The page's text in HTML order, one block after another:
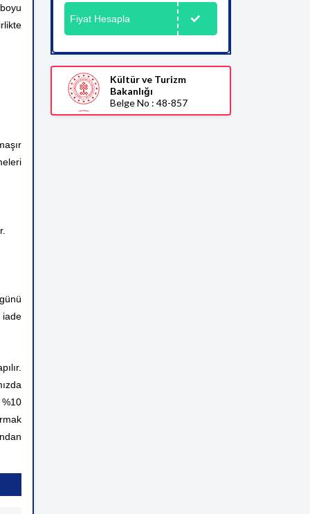
iade
Fiyat Hesapla
Kültür ve Turizm
Bakanlığı
Belge No : 48-857